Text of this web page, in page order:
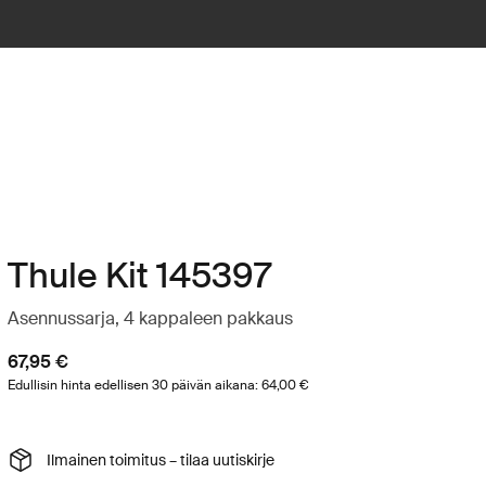
Thule Kit 145397
Asennussarja, 4 kappaleen pakkaus
67,95 €
Edullisin hinta edellisen 30 päivän aikana: 64,00 €
Ilmainen toimitus – tilaa uutiskirje